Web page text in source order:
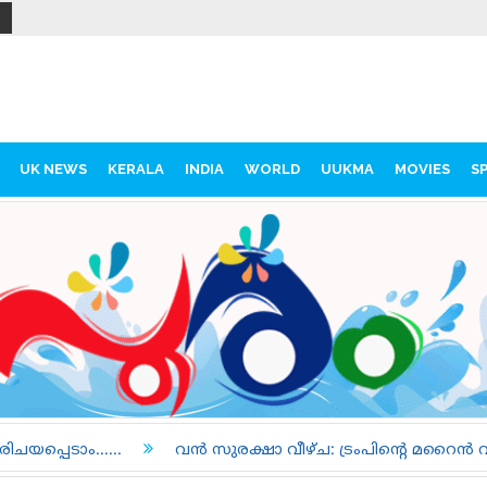
UK NEWS KERALA INDIA WORLD UUKMA MOVIES
വൻ സുരക്ഷാ വീഴ്ച: ട്രംപിന്റെ മറൈൻ വണ്ണും